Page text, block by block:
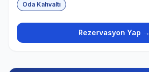
Oda Kahvaltı
Rezervasyon Yap →